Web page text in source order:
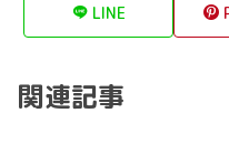
LINE
関連記事